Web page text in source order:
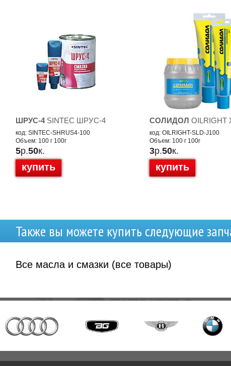
ШРУС-4SINTEC ШРУС-4
код: SINTEC-SHRUS4-100
Объем: 100 г 100г
5р.50к.
купить
СОЛИДОЛ OILRIGHT
код: OILRIGHT-SLD-J100
Объем: 100 г 100г
3р.50к.
купить
Также вы можете купить следующие
Все масла и смазки (все товары)